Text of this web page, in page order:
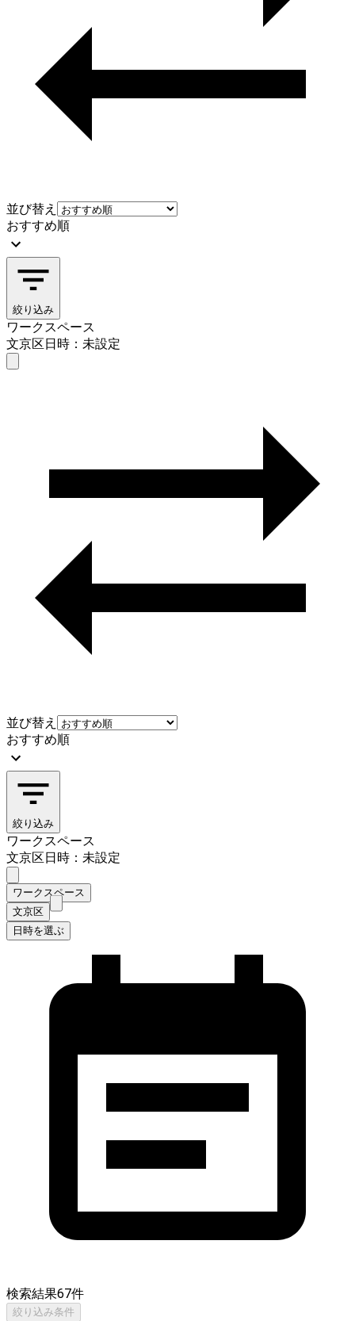
並び替え
おすすめ順
絞り込み
ワークスペース
文京区日時：未設定
並び替え
おすすめ順
絞り込み
ワークスペース
文京区日時：未設定
ワークスペース
文京区
日時を選ぶ
検索結果67件
絞り込み条件